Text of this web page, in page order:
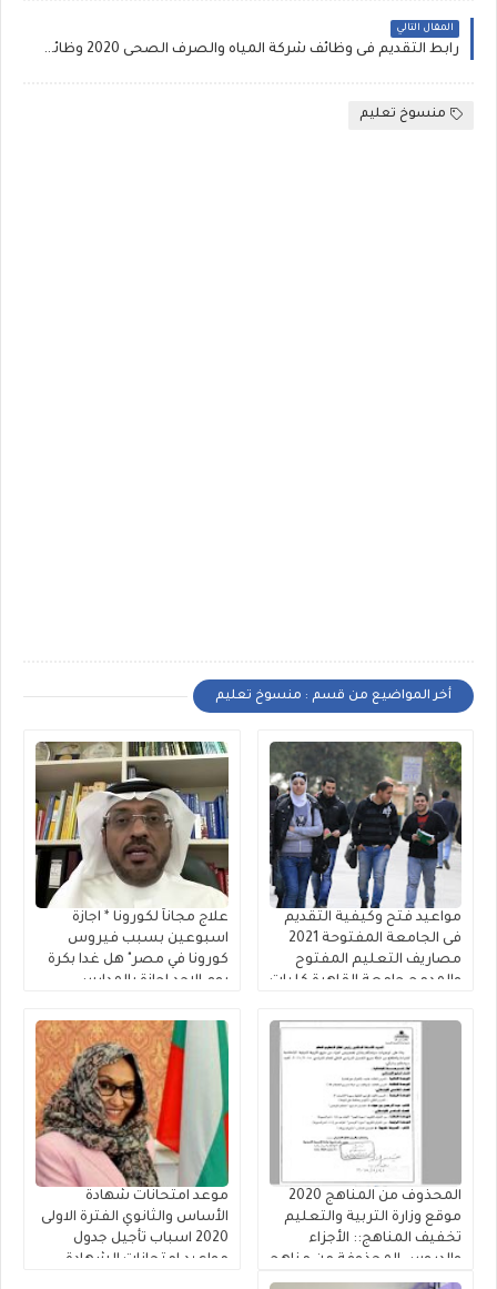
المقال التالي
رابط التقديم فى وظائف شركة المياه والصرف الصحى 2020 وظائف الشركة القابضة التقديم فى وظائف شركة مياة الشرب بالقاهرة والإسكندرية, نتيجة الاختبار التحريرى بجامعة سوهاج للمتقدمين لمسابقة الشركة رقم 3 لسنة 2018 فني تشغيل
منسوخ تعليم
أخر المواضيع من قسم : منسوخ تعليم
مواعيد فتح وكيفية التقديم
فى الجامعة المفتوحة 2021
مصاريف التعليم المفتوح
والمدمج جامعة القاهرة كليات
الآداب – دار العلوم – رياض
الأطفال “ رسوم استمارة
المقابلة الشخصية
علاج مجاناً لكورونا * اجازة
اسبوعين بسبب فيروس
كورونا في مصر" هل غدا بكرة
يوم الاحد اجازة بالمدارس
والإمارات - اخبار عطلة في
المدارس والجامعات يوم
السبت والاحد 2020 اخر اخبار
الطقس اليوم ~ اسباب
الأعاصير فى مصر واجازة
للطلاب وتلاميذ المدارس
تاجيل الدراسه في مصر
المحذوف من المناهج 2020
موقع وزارة التربية والتعليم
تخفيف المناهج:: الأجزاء
والدروس المحذوفة من مناهج
مقررات الترم الثاني 2020
موعد امتحانات شهادة
الأساس والثانوي الفترة الاولى
2020 اسباب تأجيل جدول
مواعيد امتحانات الشهادة